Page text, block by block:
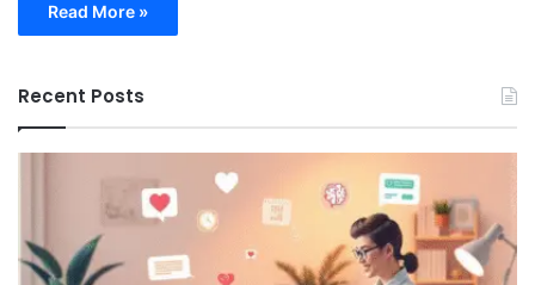
Read More »
Recent Posts